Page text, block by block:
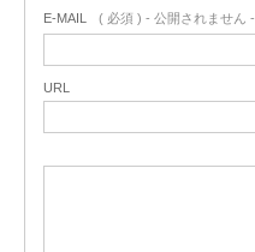
E-MAIL ( 必須 ) - 公開されません -
URL